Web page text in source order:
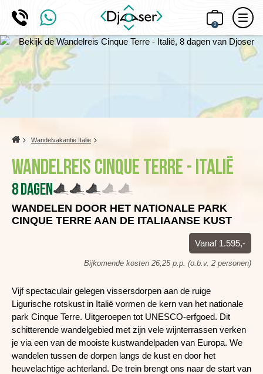
0
Home Wandelvakantie Italie
Wandelreis Cinque Terre - Italië
8 dagen
WANDELEN DOOR HET NATIONALE PARK
CINQUE TERRE AAN DE ITALIAANSE KUST
Vanaf 1.595,-
Bijkomende kosten 26,25 p.p. (o.b.v. 2 personen)
Vijf spectaculair gelegen vissersdorpen aan de ruige
Ligurische rotskust in Italië vormen de kern van het nationale
park Cinque Terre. Uitgeroepen tot UNESCO-erfgoed. Dit
schitterende wandelgebied met zijn vele wijnterrassen verken
je via een van de mooiste kustwandelpaden van Europa. We
wandelen tussen de dorpen langs de kust en door het
heuvelachtige achterland. De trein brengt ons naar de start van